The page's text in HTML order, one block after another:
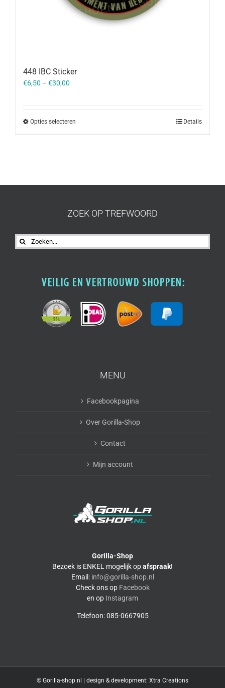
448 IBC Sticker
€6,50 – €30,00
Opties selecteren Details
ZOEK OP TREFWOORD
Zoeken
naar:
MENU
Facebookpagina
Over Gorilla-Shop
Contact
Mijn account
Gorilla-Shop
Bezoek is ENKEL mogelijk opafspraak!
Email: info@gorilla-shop.nl
Check ons op Facebook
en op Instagram
Telefoon: 085-0667905
© Gorilla-shop.nl | design & development: Xtra Creations